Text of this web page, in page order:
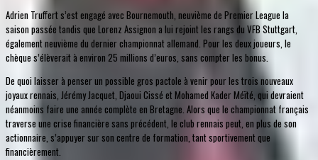
Adrien Truffert s’est engagé avec Bournemouth, neuvième de Premier League la
saison passée tandis que Lorenz Assignon a lui rejoint les rangs du VFB Stuttgart,
également neuvième du dernier championnat allemand. Pour les deux joueurs, le
chèque s’élèverait à environ 25 millions d’euros, sans compter les bonus.
De quoi laisser à penser un possible gros pactole à venir pour les trois nouveaux
joyaux rennais, Jérémy Jacquet, Djaoui Cissé et Mohamed Kader Méïté, qui devraient
néanmoins faire une année complète en Bretagne. Alors que le championnat français
traverse une crise financière sans précédent, le club rennais peut, en plus de son
actionnaire, s’appuyer sur son centre de formation, tant sportivement que
financièrement.